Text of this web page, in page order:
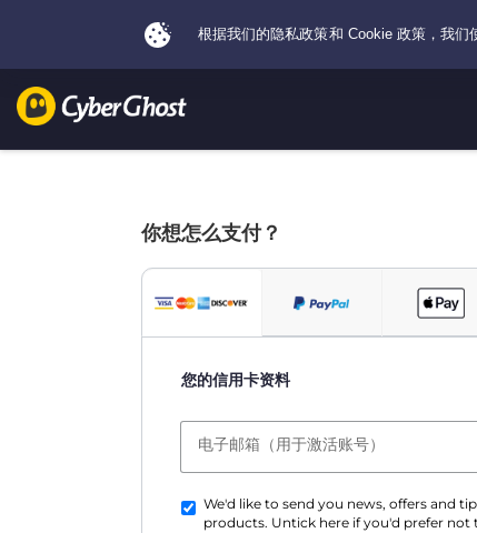
你想怎么支付？
您的信用卡资料
电子邮箱（用于激活账号）
We'd like to send you news, offers and
products. Untick here if you'd prefer not